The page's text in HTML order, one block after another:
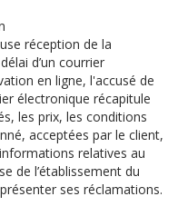
réception de la
d’un courrier
en ligne, l'accusé de
électronique récapitule
les prix, les conditions
acceptées par le client,
relatives au
de l’établissement du
ses réclamations.